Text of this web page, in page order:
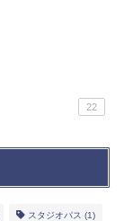
22
スタジオパス (1)